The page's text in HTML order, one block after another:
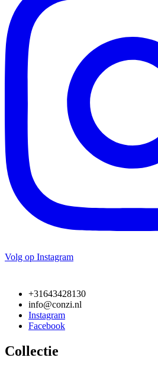
Volg op Instagram
+31643428130
info@conzi.nl
Instagram
Facebook
Collectie